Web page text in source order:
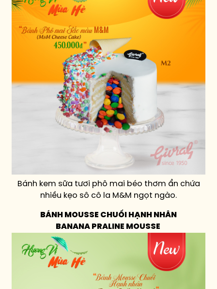
Bánh kem sữa tươi phô mai béo thơm ẩn chứa
nhiều kẹo sô cô la M&M ngọt ngào.
BÁNH MOUSSE CHUỐI HẠNH NHÂN
BANANA PRALINE MOUSSE